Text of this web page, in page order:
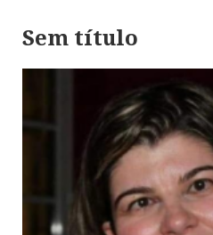
Sem título